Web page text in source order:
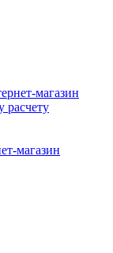
магазин
расчету
магазин